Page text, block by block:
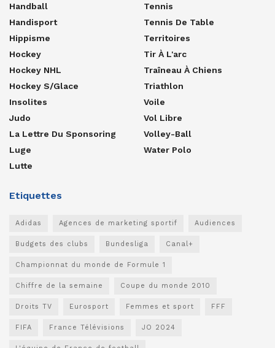
Handball
Handisport
Hippisme
Hockey
Hockey NHL
Hockey S/glace
Insolites
Judo
La Lettre Du Sponsoring
Luge
Lutte
Tennis
Tennis De Table
Territoires
Tir À L'arc
Traîneau À Chiens
Triathlon
Voile
Vol Libre
Volley-Ball
Water Polo
Etiquettes
Adidas Agences de marketing sportif Audiences
Budgets des clubs Bundesliga Canal+
Championnat du monde de Formule 1
Chiffre de la semaine Coupe du monde 2010
Droits TV Eurosport Femmes et sport FFF
FIFA France Télévisions JO 2024